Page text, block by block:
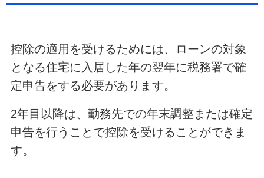
控除の適用を受けるためには、ローンの対象
となる住宅に入居した年の翌年に税務署で確
定申告をする必要があります。
2年目以降は、勤務先での年末調整または確定
申告を行うことで控除を受けることができま
す。